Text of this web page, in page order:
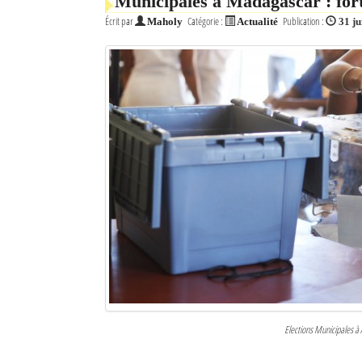
Écrit par Maholy Catégorie : Actualité Publication : 31
Elections Municipales à